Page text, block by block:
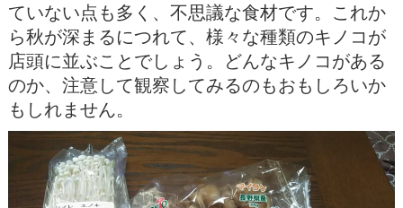
ていない点も多く、不思議な食材です。これか
ら秋が深まるにつれて、様々な種類のキノコが
店頭に並ぶことでしょう。どんなキノコがある
のか、注意して観察してみるのもおもしろいか
もしれません。